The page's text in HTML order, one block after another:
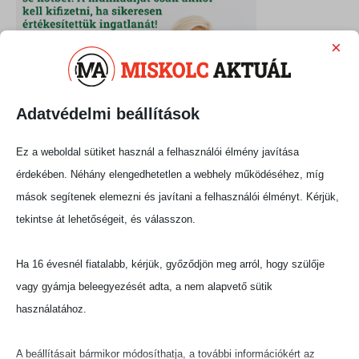
Adatvédelmi beállítások
×
Ez a weboldal sütiket használ a felhasználói élmény javítása
érdekében. Néhány elengedhetetlen a webhely működéséhez, míg
mások segítenek elemezni és javítani a felhasználói élményt. Kérjük,
tekintse át lehetőségeit, és válasszon.
Ha 16 évesnél fiatalabb, kérjük, győződjön meg arról, hogy szülője
vagy gyámja beleegyezését adta, a nem alapvető sütik
használatához.
A beállításait bármikor módosíthatja, a további információkért az